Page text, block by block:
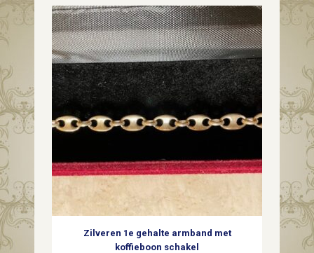
Zilveren 1e gehalte armband met
koffieboon schakel